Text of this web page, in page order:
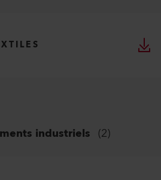
industriels (2)